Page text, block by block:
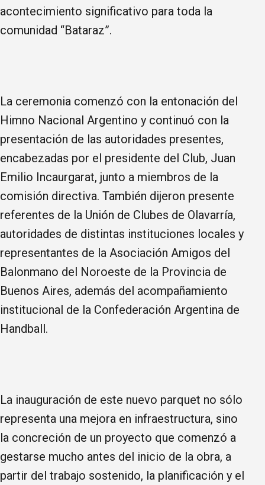
acontecimiento significativo para toda la
comunidad “Bataraz”.
La ceremonia comenzó con la entonación del
Himno Nacional Argentino y continuó con la
presentación de las autoridades presentes,
encabezadas por el presidente del Club, Juan
Emilio Incaurgarat, junto a miembros de la
comisión directiva. También dijeron presente
referentes de la Unión de Clubes de Olavarría,
autoridades de distintas instituciones locales y
representantes de la Asociación Amigos del
Balonmano del Noroeste de la Provincia de
Buenos Aires, además del acompañamiento
institucional de la Confederación Argentina de
Handball.
La inauguración de este nuevo parquet no sólo
representa una mejora en infraestructura, sino
la concreción de un proyecto que comenzó a
gestarse mucho antes del inicio de la obra, a
partir del trabajo sostenido, la planificación y el